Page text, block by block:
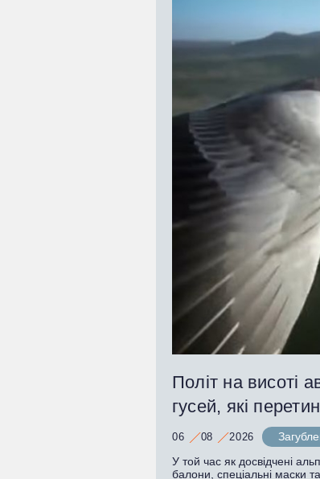
Політ на висоті
гусей, які
06 08 2026
У той час як досвідчені
балони, спеціальні маски